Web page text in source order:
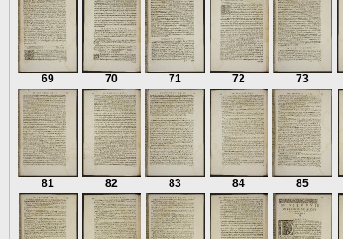
69 70 71 72 73
81 82 83 84 85